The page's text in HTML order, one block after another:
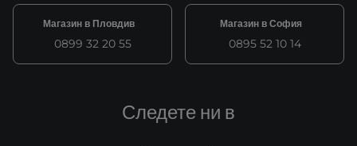
Магазин в Пловдив
0899 32 20 55
Магазин в София
0895 52 10 14
Следете ни в